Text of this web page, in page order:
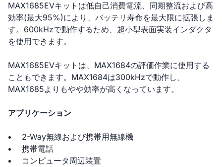
MAX1685EVキットは低自己消費電流、同期整流および高
効率(最大95%)により、バッテリ寿命を最大限に拡張しま
す。600kHzで動作するため、超小型表面実装インダクタ
を使用できます。
MAX1685EVキットは、MAX1684の評価作業に使用する
こともできます。MAX1684は300kHzで動作し、
MAX1685よりもやや効率が高くなっています。
アプリケーション
2-Way無線および携帯用無線機
携帯電話
コンピュータ周辺装置